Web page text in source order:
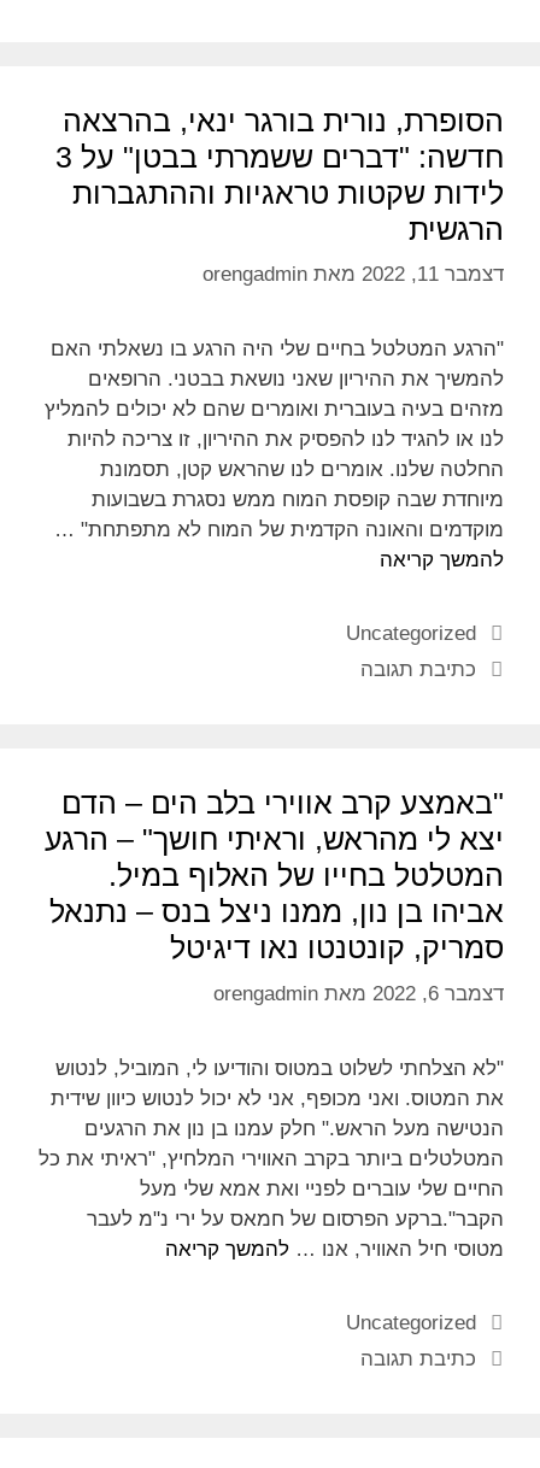
הסופרת, נורית בורגר ינאי, בהרצאה
חדשה: "דברים ששמרתי בבטן" על 3
לידות שקטות טראגיות וההתגברות
הרגשית
דצמבר 11, 2022 מאת orengadmin
"הרגע המטלטל בחיים שלי היה הרגע בו נשאלתי האם
להמשיך את ההיריון שאני נושאת בבטני. הרופאים
מזהים בעיה בעוברית ואומרים שהם לא יכולים להמליץ
לנו או להגיד לנו להפסיק את ההיריון, זו צריכה להיות
החלטה שלנו. אומרים לנו שהראש קטן, תסמונת
מיוחדת שבה קופסת המוח ממש נסגרת בשבועות
מוקדמים והאונה הקדמית של המוח לא מתפתחת" …
להמשך קריאה
Uncategorized
כתיבת תגובה
"באמצע קרב אווירי בלב הים – הדם
יצא לי מהראש, וראיתי חושך" – הרגע
המטלטל בחייו של האלוף במיל.
אביהו בן נון, ממנו ניצל בנס – נתנאל
סמריק, קונטנטו נאו דיגיטל
דצמבר 6, 2022 מאת orengadmin
"לא הצלחתי לשלוט במטוס והודיעו לי, המוביל, לנטוש
את המטוס. ואני מכופף, אני לא יכול לנטוש כיוון שידית
הנטישה מעל הראש." חלק עמנו בן נון את הרגעים
המטלטלים ביותר בקרב האווירי המלחיץ, "ראיתי את כל
החיים שלי עוברים לפניי ואת אמא שלי מעל
הקבר".ברקע הפרסום של חמאס על ירי נ"מ לעבר
מטוסי חיל האוויר, אנו … להמשך קריאה
Uncategorized
כתיבת תגובה